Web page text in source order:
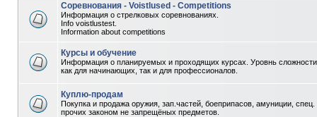
Соревнования - Voistlused - Competitions
Информация о стрелковых соревнованиях.
Info voistlustest.
Information about competitions
Курсы и обучение
Информация о планируемых и проходящих курсах. Уровнь
как для начинающих, так и для профессионалов.
Куплю-продам
Покупка и продажа оружия, зап.частей, боеприпасов, амуниции, спец.
прочих законом не запрещёных предметов.